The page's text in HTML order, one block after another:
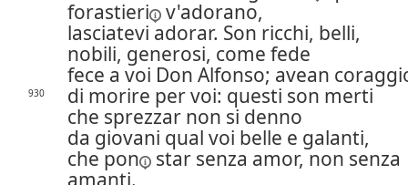
forastieri
v'adorano,
lasciatevi adorar. Son ricchi, belli,
nobili, generosi, come fede
fece a voi Don Alfonso; avean
930
di morire per voi: questi son merti
che sprezzar non si denno
da giovani qual voi belle e galanti,
che pon
star senza amor, non senza
amanti.